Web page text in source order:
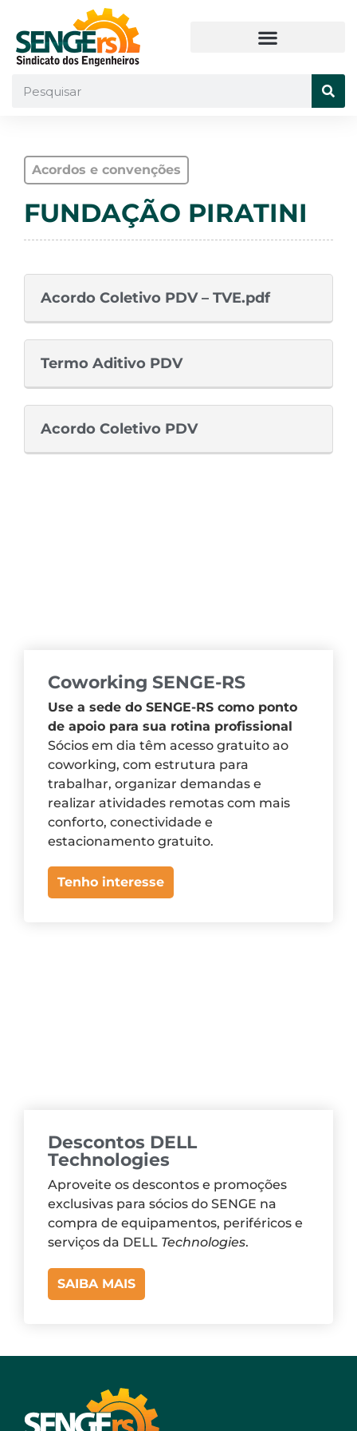
Acordos e convenções
FUNDAÇÃO PIRATINI
Acordo Coletivo PDV – TVE.pdf
Termo Aditivo PDV
Acordo Coletivo PDV
Coworking SENGE-RS
Use a sede do SENGE-RS como ponto
de apoio para sua rotina profissional
Sócios em dia têm acesso gratuito ao
coworking, com estrutura para
trabalhar, organizar demandas e
realizar atividades remotas com mais
conforto, conectividade e
estacionamento gratuito.
Tenho interesse
Descontos DELL
Technologies
Aproveite os descontos e promoções
exclusivas para sócios do SENGE na
compra de equipamentos, periféricos e
serviços da DELL Technologies.
SAIBA MAIS